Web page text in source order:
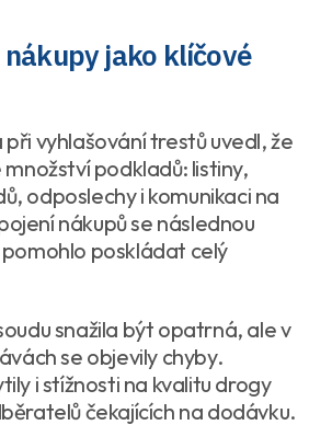
jako klíčové
vyhlašování trestů uvedl, že
podkladů: listiny,
odposlechy i komunikaci na
nákupů se následnou
poskládat celý
snažila být opatrná, ale v
se objevily chyby.
i stížnosti na kvalitu drogy
čekajících na dodávku.